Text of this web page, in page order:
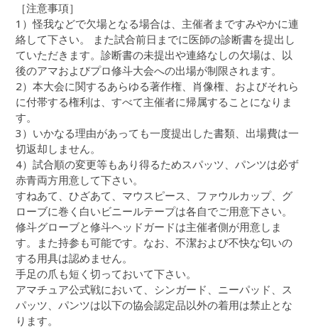
［注意事項］
1）怪我などで欠場となる場合は、主催者まですみやかに連
絡して下さい。 また試合前日までに医師の診断書を提出し
ていただきます。診断書の未提出や連絡なしの欠場は、以
後のアマおよびプロ修斗大会への出場が制限されます。
2）本大会に関するあらゆる著作権、肖像権、およびそれら
に付帯する権利は、すべて主催者に帰属することになりま
す。
3）いかなる理由があっても一度提出した書類、出場費は一
切返却しません。
4）試合順の変更等もあり得るためスパッツ、パンツは必ず
赤青両方用意して下さい。
すねあて、ひざあて、マウスピース、ファウルカップ、グ
ローブに巻く白いビニールテープは各自でご用意下さい。
修斗グローブと修斗ヘッドガードは主催者側が用意しま
す。また持参も可能です。なお、不潔および不快な匂いの
する用具は認めません。
手足の爪も短く切っておいて下さい。
アマチュア公式戦において、シンガード、ニーパッド、ス
パッツ、パンツは以下の協会認定品以外の着用は禁止とな
ります。